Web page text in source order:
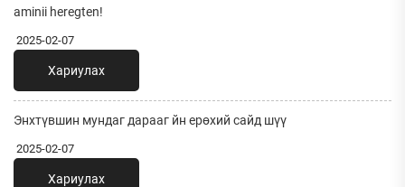
aminii heregten!
2025-02-07
Хариулах
Энхтүвшин мундаг дарааг йн ерөхий сайд шүү
2025-02-07
Хариулах